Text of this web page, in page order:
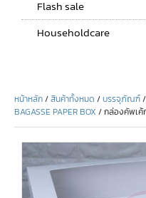
Flash sale
Householdcare
หน้าหลัก/สินค้าทั้งหมด /บรรจุภัณฑ์/
BAGASSE PAPER BOX / กล่องคัพเค้